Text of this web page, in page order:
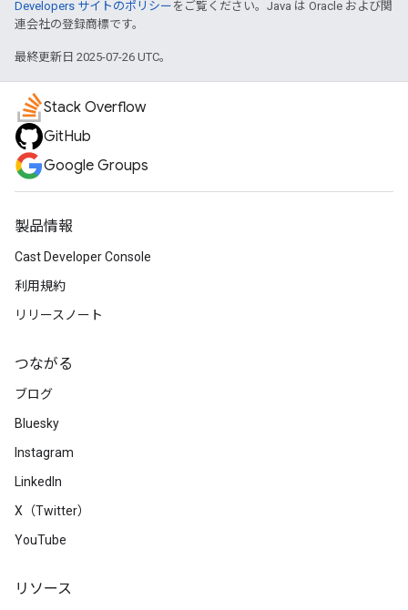
Developers サイトのポリシー をご覧ください。Java は Oracle および関
連会社の登録商標です。
最終更新日 2025-07-26 UTC。
Stack Overflow
GitHub
Google Groups
製品情報
Cast Developer Console
利用規約
リリースノート
つながる
ブログ
Bluesky
Instagram
LinkedIn
X（Twitter）
YouTube
リソース